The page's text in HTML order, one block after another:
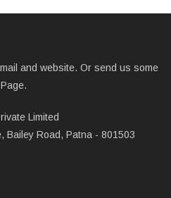
and website. Or send us some
Limited
Bailey Road, Patna - 801503